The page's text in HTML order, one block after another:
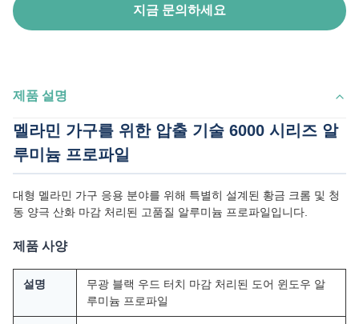
지금 문의하세요
제품 설명
멜라민 가구를 위한 압출 기술 6000 시리즈 알
루미늄 프로파일
대형 멜라민 가구 응용 분야를 위해 특별히 설계된 황금 크롬 및 청
동 양극 산화 마감 처리된 고품질 알루미늄 프로파일입니다.
제품 사양
설명
무광 블랙 우드 터치 마감 처리된 도어 윈도우 알
루미늄 프로파일